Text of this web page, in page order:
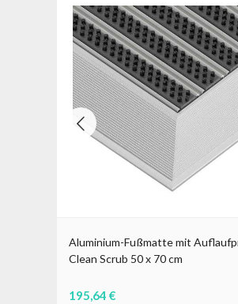
Aluminium-Fußmatte mit
Clean Scrub 50 x 70 cm
195,64 €